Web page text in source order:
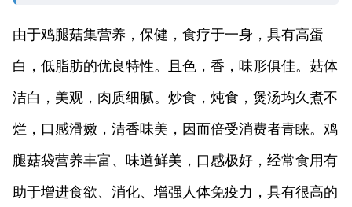
由于鸡腿菇集营养，保健，食疗于一身，具有高蛋
白，低脂肪的优良特性。且色，香，味形俱佳。菇体
洁白，美观，肉质细腻。炒食，炖食，煲汤均久煮不
烂，口感滑嫩，清香味美，因而倍受消费者青睐。鸡
腿菇袋营养丰富、味道鲜美，口感极好，经常食用有
助于增进食欲、消化、增强人体免疫力，具有很高的